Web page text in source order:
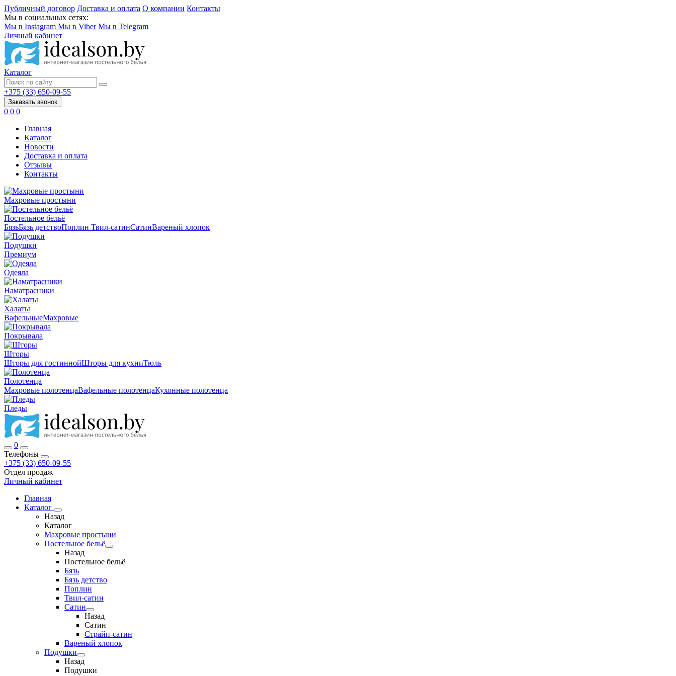
Публичный договор Доставка и оплата О компании Контакты
Мы в социальных сетях:
Мы в Instagram Мы в Viber Мы в Telegram
Личный кабинет
Каталог
+375 (33) 650-09-55
Заказать звонок
0 0 0
Главная
Каталог
Новости
Доставка и оплата
Отзывы
Контакты
Махровые простыни
Постельное бельё
БязьБязь детствоПоплин Твил-сатинСатинВареный хлопок
Подушки
Премиум
Одеяла
Наматрасники
Халаты
ВафельныеМахровые
Покрывала
Шторы
Шторы для гостиннойШторы для кухниТюль
Полотенца
Махровые полотенцаВафельные полотенцаКухонные полотенца
Пледы
0
Телефоны
+375 (33) 650-09-55
Отдел продаж
Личный кабинет
Главная
Каталог
Назад
Каталог
Махровые простыни
Постельное бельё
Назад
Постельное бельё
Бязь
Бязь детство
Поплин
Твил-сатин
Сатин
Назад
Сатин
Страйп-сатин
Вареный хлопок
Подушки
Назад
Подушки